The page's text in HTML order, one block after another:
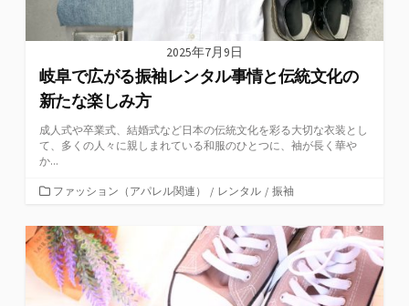
2025年7月9日
岐阜で広がる振袖レンタル事情と伝統文化の
新たな楽しみ方
成人式や卒業式、結婚式など日本の伝統文化を彩る大切な衣装とし
て、多くの人々に親しまれている和服のひとつに、袖が長く華や
か...
カ
ゴ
リ
ー
ファッション（アパレル関連） / レンタル / 振袖